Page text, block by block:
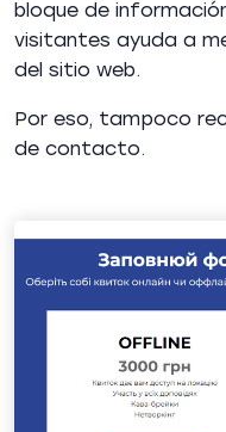
bloque de
visitantes ayuda a
del sitio web.
Por eso, tampoco
de contacto.